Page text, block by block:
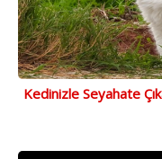
Kedinizle Seyahate